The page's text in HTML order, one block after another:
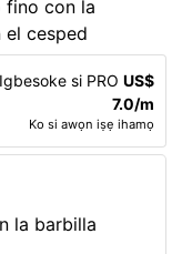
Igbesoke si PRO US$
7.0/m
Ko si awọn iṣẹ ihamọ
la barbilla